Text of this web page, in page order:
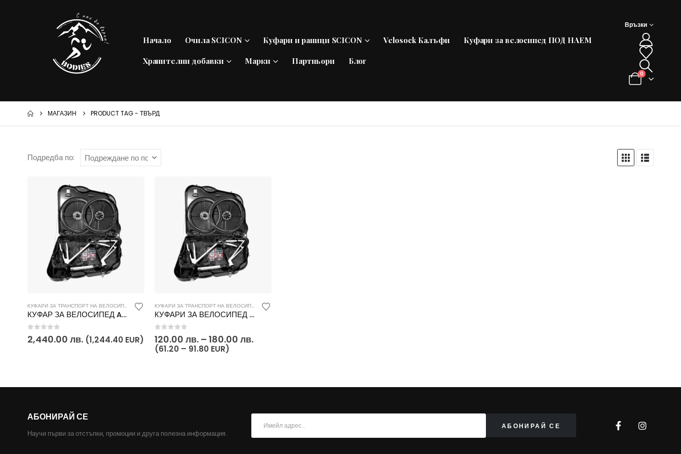
Начало Очила SCICON Куфари и раници SCICON Velosock Калъфи Куфари за велосипед ПОД НАЕМ
Хранителни добавки Марки Партньори Блог
Връзки
0
МАГАЗИН PRODUCT TAG - ТВЪРД
Подредба по:
КУФАРИ ЗА ТРАНСПОРТ НА ВЕЛОСИПЕДИ ,КУФАРИ И РАНИЦИ
КУФАР ЗА ВЕЛОСИПЕД AEROTECH EVOLUTION X TSA
0 out of 5
2,440.00 лв. (1,244.40 EUR)
product
has
multiple
variants.
the
КУФАРИ ЗА ТРАНСПОРТ НА ВЕЛОСИПЕДИ ,КУФАРИ И РАНИЦИ
КУФАРИ ЗА ВЕЛОСИПЕД ПОД НАЕМ
0out of 5
120.00лв. – 180.00лв.Price
(61.20 – 91.80 EUR)
АБОНИРАЙ СЕ
Научи първи за отстъпки, промоции и друга полезна информация.